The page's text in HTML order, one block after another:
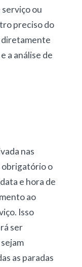
ou
preciso do
diretamente
a análise de
nas
obrigatório o
e hora de
ao
Isso
ser
as paradas